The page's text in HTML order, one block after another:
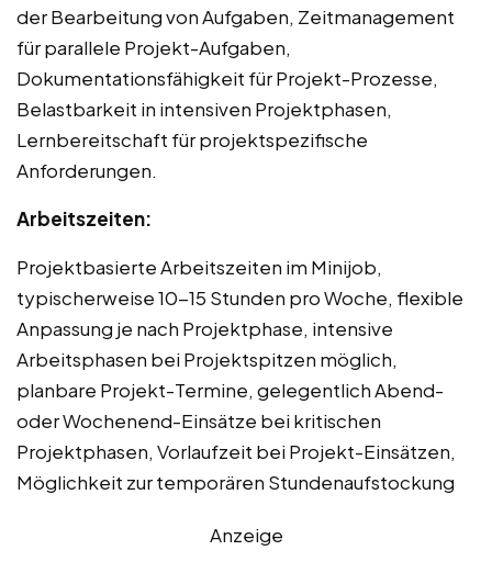
der Bearbeitung von Aufgaben, Zeitmanagement
für parallele Projekt-Aufgaben,
Dokumentationsfähigkeit für Projekt-Prozesse,
Belastbarkeit in intensiven Projektphasen,
Lernbereitschaft für projektspezifische
Anforderungen.
Arbeitszeiten:
Projektbasierte Arbeitszeiten im Minijob,
typischerweise 10-15 Stunden pro Woche, flexible
Anpassung je nach Projektphase, intensive
Arbeitsphasen bei Projektspitzen möglich,
planbare Projekt-Termine, gelegentlich Abend-
oder Wochenend-Einsätze bei kritischen
Projektphasen, Vorlaufzeit bei Projekt-Einsätzen,
Möglichkeit zur temporären Stundenaufstockung
Anzeige